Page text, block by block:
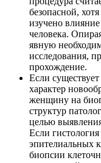
безопасной,
изучено
человека.
явную
исследования,
прохождение.
Если
характер
женщину на
структур
целью
Если
эпителиальных
биопсии